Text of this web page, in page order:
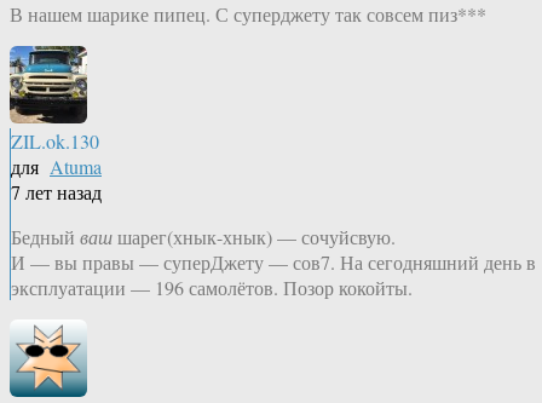
В нашем шарике пипец. С суперджету так совсем пиз***
ZIL.ok.130
для Atuma
7 лет назад
Бедный вашшарег(хнык-хнык) — сочуйсвую.
И — вы правы — суперДжету — сов7. На сегодняшний день в
эксплуатации — 196 самолётов. Позор кокойты.